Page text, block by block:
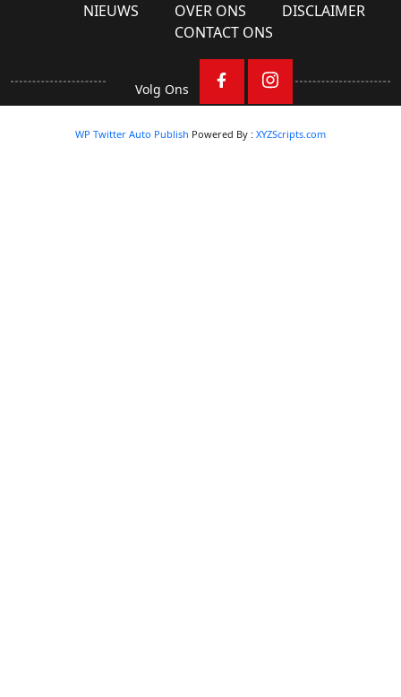
NIEUWS OVER ONS
DISCLAIMER
CONTACT ONS
Volg Ons
WP Twitter Auto Publish Powered By : XYZScripts.com